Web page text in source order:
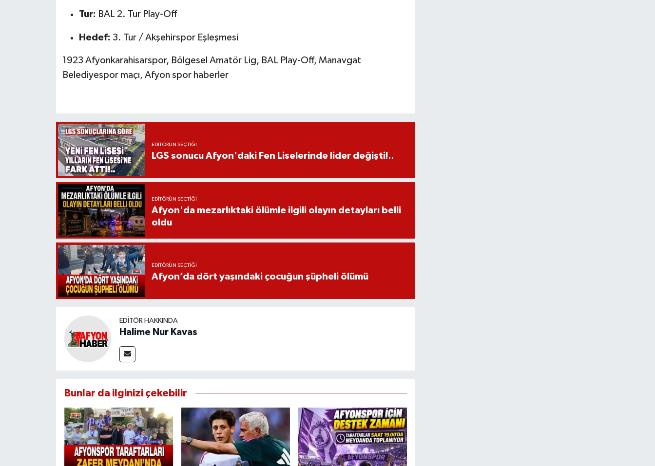
Tur: BAL 2. Tur Play-Off
Hedef: 3. Tur / Akşehirspor Eşleşmesi
1923 Afyonkarahisarspor, Bölgesel Amatör Lig, BAL Play-Off, Manavgat
Belediyespor maçı, Afyon spor haberler
EDITÖRÜN SEÇTIĞI
LGS sonucu Afyon'daki Fen Liselerinde lider değişti!..
EDITÖRÜN SEÇTIĞI
Afyon'da mezarlıktaki ölümle ilgili olayın detayları belli
oldu
EDITÖRÜN SEÇTIĞI
Afyon’da dört yaşındaki çocuğun şüpheli ölümü
EDITÖR HAKKINDA
Halime Nur Kavas
Bunlar da ilginizi çekebilir